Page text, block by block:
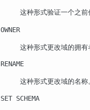
这种形式验证一个之前
OWNER
这种形式更改域的拥有
RENAME
这种形式更改域的名称。
SET SCHEMA